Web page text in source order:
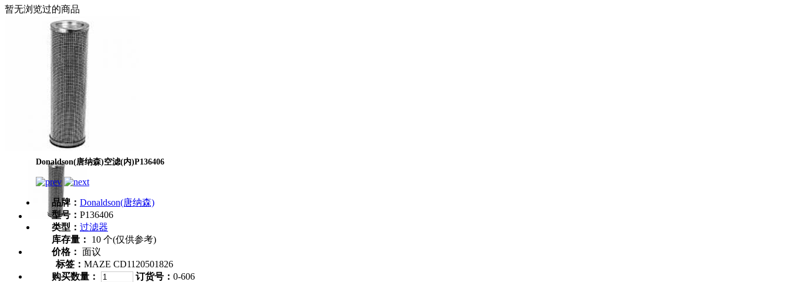
暂无浏览过的商品
Donaldson(唐纳森)空滤(内)P136406
品牌： Donaldson(唐纳森)
型号： P136406
类型： 过滤器
库存量：
10 个(仅供参考)
价格： 面议
标签： MAZE CD1120501826
购买数量：
订货号： 0-606